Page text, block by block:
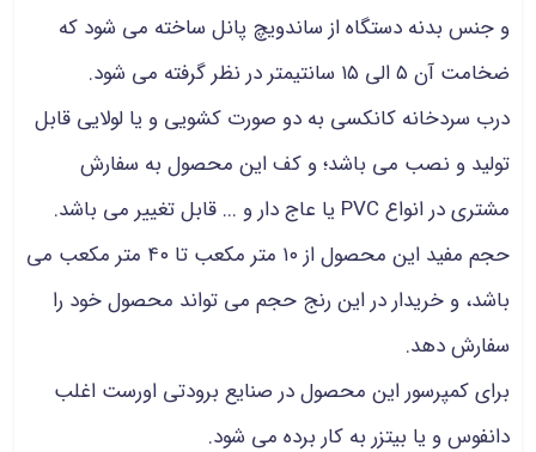
و جنس بدنه دستگاه از ساندویچ پانل ساخته می شود که
ضخامت آن ۵ الی ۱۵ سانتیمتر در نظر گرفته می شود.
درب سردخانه کانکسی به دو صورت کشویی و یا لولایی قابل
تولید و نصب می باشد؛ و کف این محصول به سفارش
مشتری در انواع PVC یا عاج دار و ... قابل تغییر می باشد.
حجم مفید این محصول از ۱۰ متر مکعب تا ۴۰ متر مکعب می
باشد، و خریدار در این رنج حجم می تواند محصول خود را
سفارش دهد.
برای کمپرسور این محصول در صنایع برودتی اورست اغلب
دانفوس و یا بیتزر به کار برده می شود.